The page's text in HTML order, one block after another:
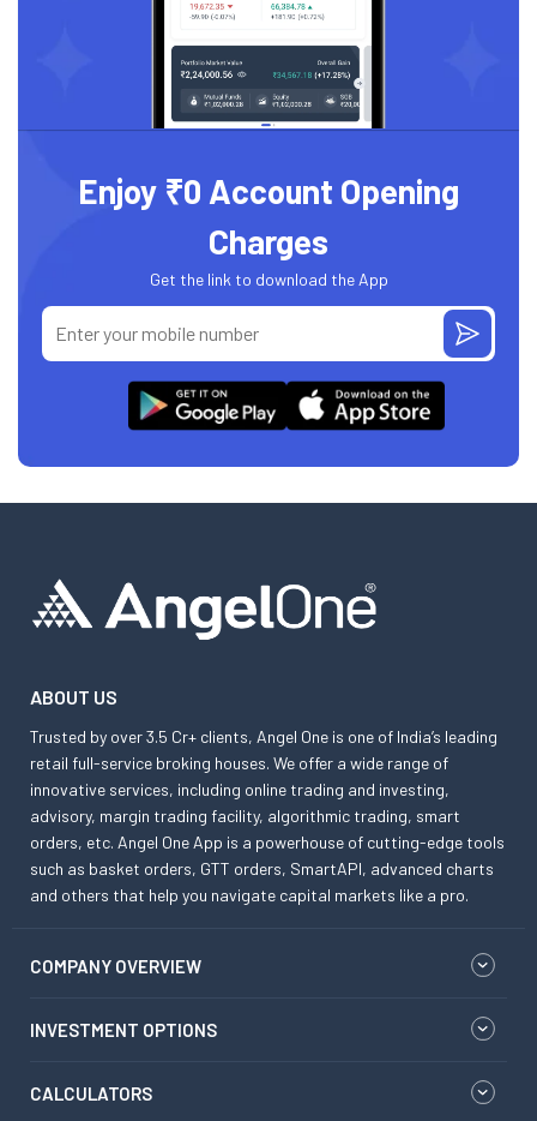
Enjoy ₹0 Account Opening
Charges
Get the link to download the App
ABOUT US
Trusted by over 3.5 Cr+ clients, Angel One is one of India’s leading
retail full-service broking houses. We offer a wide range of
innovative services, including online trading and investing,
advisory, margin trading facility, algorithmic trading, smart
orders, etc. Angel One App is a powerhouse of cutting-edge tools
such as basket orders, GTT orders, SmartAPI, advanced charts
and others that help you navigate capital markets like a pro.
COMPANY OVERVIEW
INVESTMENT OPTIONS
CALCULATORS